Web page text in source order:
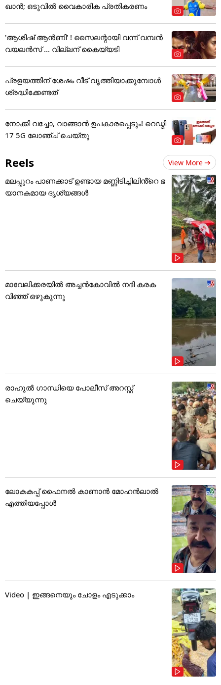
ഖാന്‍; ഒടുവില്‍ വൈകാരിക പ്രതികരണം
'ആശിഷ് ആൻണി' ! സൈലന്റായി വന്ന് വമ്പൻ
വയലൻസ് ... വില്ലന് കൈയ്യടി
പ്രളയത്തിന് ശേഷം വീട് വൃത്തിയാക്കുമ്പോൾ
ശ്രദ്ധിക്കേണ്ടത്
നോക്കി വച്ചോ, വാങ്ങാൻ ഉപകാരപ്പെടും! റെഡ്മി
17 5G ലോഞ്ച് ചെയ്തു
Reels View More
മലപ്പുറം പാണക്കാട് ഉണ്ടായ മണ്ണിടിച്ചിലിൻ്റെ ഭ
യാനകമായ ദൃശ്യങ്ങൾ
മാവേലിക്കരയിൽ അച്ചൻകോവിൽ നദി കരക
വിഞ്ഞ് ഒഴുകുന്നു
രാഹുൽ ഗാന്ധിയെ പോലീസ് അറസ്റ്റ്
ചെയ്യുന്നു
ലോകകപ്പ് ഫൈനൽ കാണാൻ മോഹൻലാൽ
എത്തിയപ്പോൾ
Video | ഇങ്ങനെയും ചോളം എടുക്കാം